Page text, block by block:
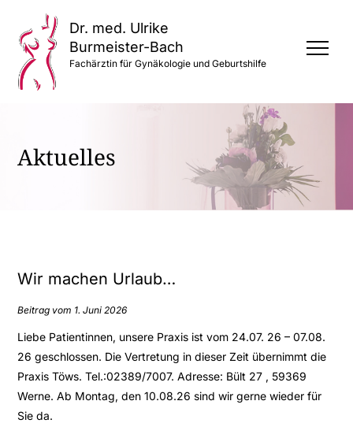
Dr. med. Ulrike
Burmeister-Bach
Fachärztin für Gynäkologie und Geburtshilfe
Aktuelles
Wir machen Urlaub…
Beitrag vom 1. Juni 2026
Liebe Patientinnen, unsere Praxis ist vom 24.07. 26 – 07.08.
26 geschlossen. Die Vertretung in dieser Zeit übernimmt die
Praxis Töws. Tel.:02389/7007. Adresse: Bült 27 , 59369
Werne. Ab Montag, den 10.08.26 sind wir gerne wieder für
Sie da.